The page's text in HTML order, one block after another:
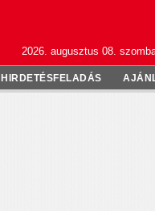
2026. augusztus 08.
HIRDETÉSFELADÁS